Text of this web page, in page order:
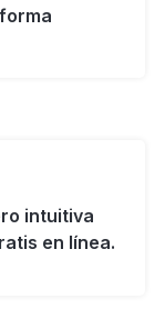
intuitiva
en línea.